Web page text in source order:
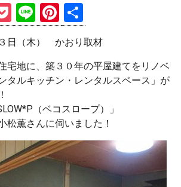
P
o
ck
et
Li
n
e
Pi
nt
er
es
t
有
日（木） かおり取材
宅地に、築３０年の平屋建てをリノベ
タルキッチン・レンタルスペース」が
（ベコスロープ）」
松薫さんに伺いました！